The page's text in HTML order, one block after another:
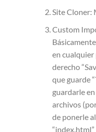
Site Cloner:
Custom
en cualquier
derecho
que guarde
guardarle
archivos
de ponerle